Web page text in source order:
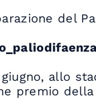
del
allo
premio